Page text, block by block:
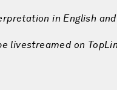
in English
livestreamed on